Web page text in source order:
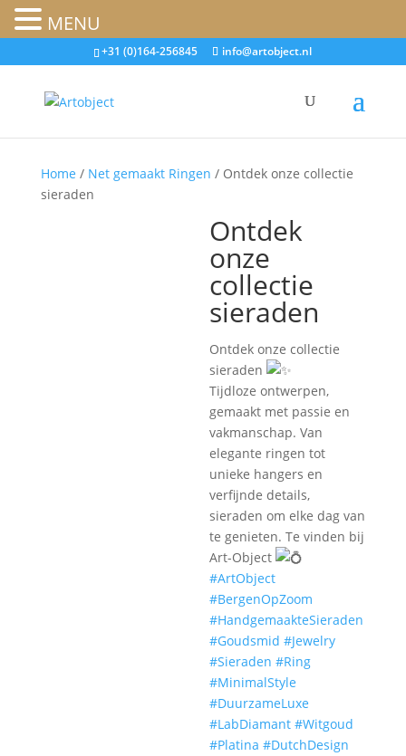
+31 (0)164-256845 info@artobject.nl
Home / Net gemaakt Ringen / Ontdek onze collectie
sieraden
Ontdek
onze
collectie
sieraden
Ontdek onze collectie
sieraden
Tijdloze ontwerpen,
gemaakt met passie en
vakmanschap. Van
elegante ringen tot
unieke hangers en
verfijnde details,
sieraden om elke dag van
te genieten. Te vinden bij
Art-Object
#ArtObject
#BergenOpZoom
#HandgemaakteSieraden
#Goudsmid #Jewelry
#Sieraden #Ring
#MinimalStyle
#DuurzameLuxe
#LabDiamant #Witgoud
#Platina #DutchDesign
MENU